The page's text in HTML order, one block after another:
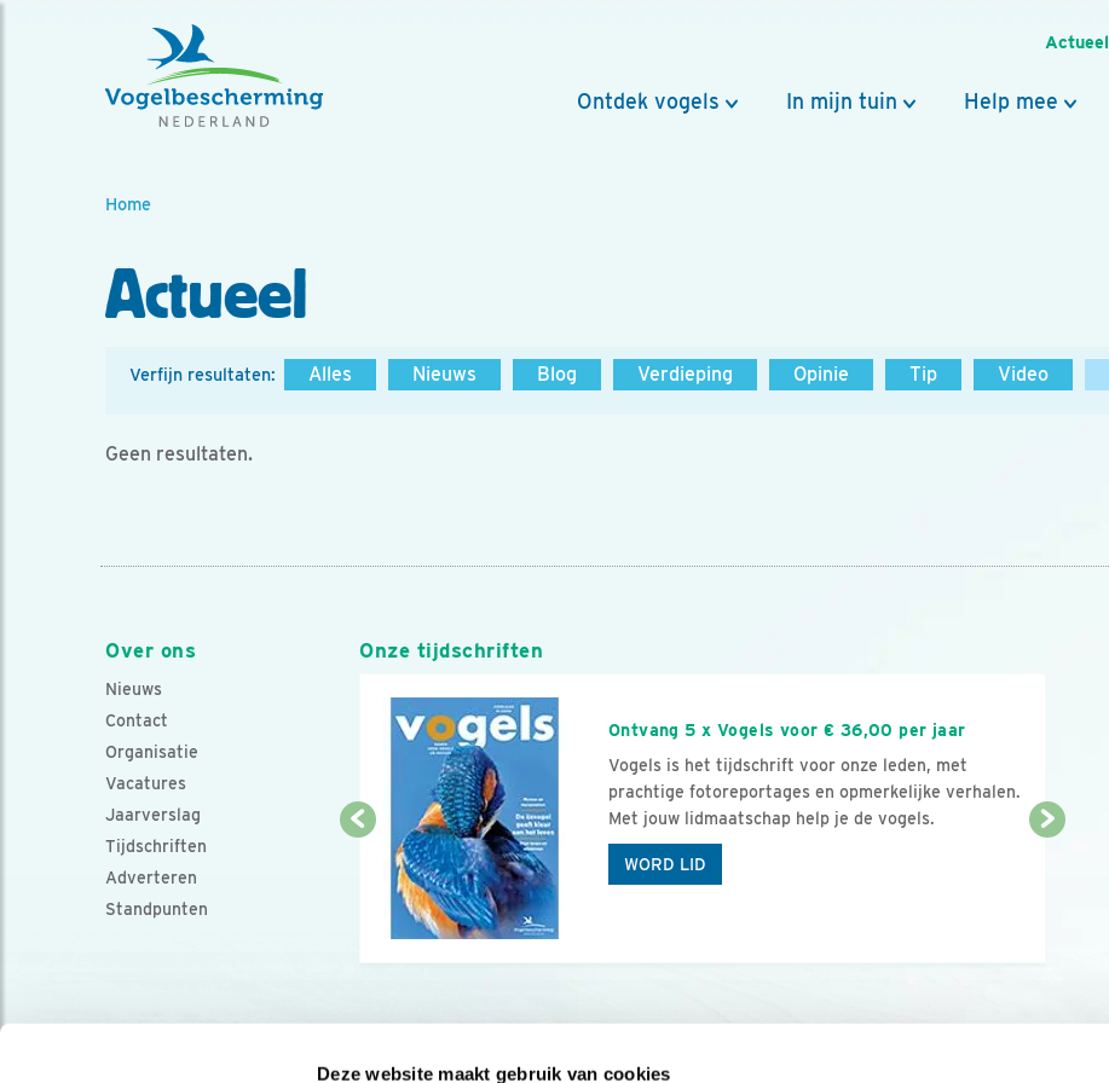
Deze website maakt gebruik van cookies
Actueel
Ontdek vogels In mijn tuin Help mee
Home
Actueel
Verfijn resultaten: Alles Nieuws Blog Verdieping Opinie Tip Video
Geen resultaten.
Over ons
Nieuws
Contact
Organisatie
Vacatures
Jaarverslag
Tijdschriften
Adverteren
Standpunten
Onze tijdschriften
Ontvang 5 x Vogels voor € 36,00 per jaar
Vogels is het tijdschrift voor onze leden, met
prachtige fotoreportages en opmerkelijke verhalen.
Met jouw lidmaatschap help je de vogels.
WORD LID